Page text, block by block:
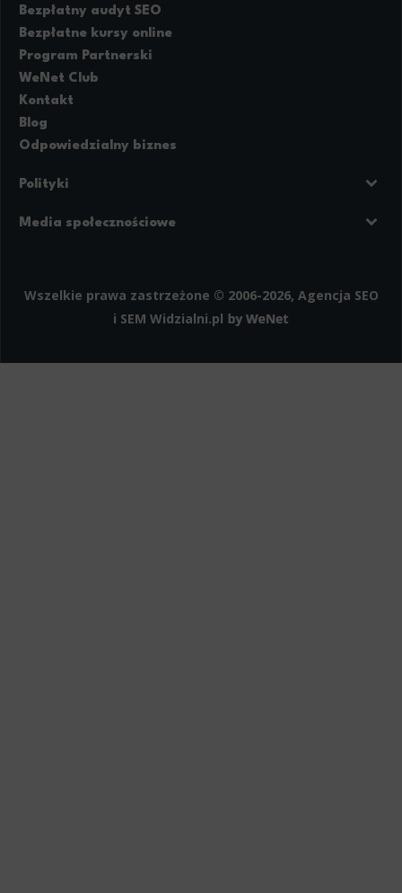
Bezpłatny audyt SEO
Bezpłatne kursy online
Program Partnerski
WeNet Club
Kontakt
Blog
Odpowiedzialny biznes
Polityki
Regulamin strony
Media społecznościowe
Wszelkie prawa zastrzeżone © 2006-2026, Agencja SEO
i SEM Widzialni.pl